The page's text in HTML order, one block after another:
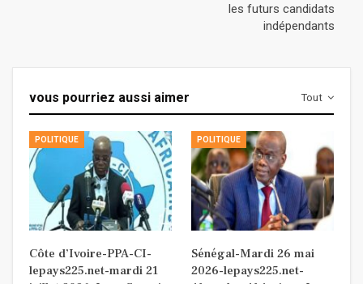
les futurs candidats
indépendants
Tout
vous pourriez aussi aimer
POLITIQUE
Côte d’Ivoire-PPA-CI-
lepays225.net-mardi 21
POLITIQUE
Sénégal-Mardi 26 mai
2026-lepays225.net-